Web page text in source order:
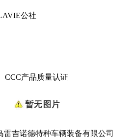
公社
CCC产品质量认证
雷吉诺德特种车辆装备有限公司